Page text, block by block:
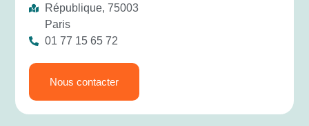
République, 75003
Paris
01 77 15 65 72
Nous contacter